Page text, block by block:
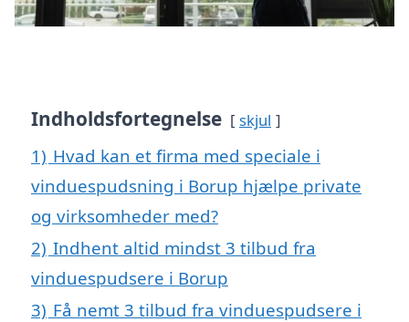
Indholdsfortegnelse skjul
1) Hvad kan et firma med speciale i
vinduespudsning i Borup hjælpe private
og virksomheder med?
2) Indhent altid mindst 3 tilbud fra
vinduespudsere i Borup
3) Få nemt 3 tilbud fra vinduespudsere i